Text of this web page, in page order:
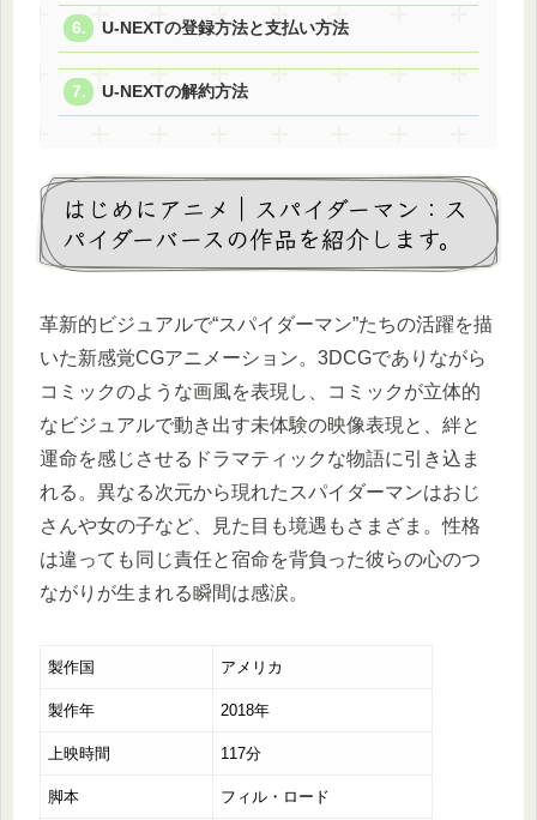
U-NEXTの登録方法と支払い方法
U-NEXTの解約方法
はじめにアニメ｜スパイダーマン：ス
パイダーバースの作品を紹介します。
革新的ビジュアルで“スパイダーマン”たちの活躍を描
いた新感覚CGアニメーション。3DCGでありながら
コミックのような画風を表現し、コミックが立体的
なビジュアルで動き出す未体験の映像表現と、絆と
運命を感じさせるドラマティックな物語に引き込ま
れる。異なる次元から現れたスパイダーマンはおじ
さんや女の子など、見た目も境遇もさまざま。性格
は違っても同じ責任と宿命を背負った彼らの心のつ
ながりが生まれる瞬間は感涙。
製作国 アメリカ
製作年 2018年
上映時間 117分
脚本 フィル・ロード